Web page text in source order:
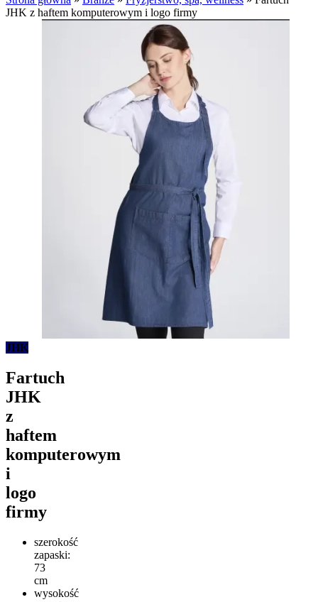
JHK z haftem komputerowym i logo firmy
JHK
Fartuch
JHK
z
haftem
komputerowym
i
logo
firmy
szerokość
zapaski:
73
cm
wysokość